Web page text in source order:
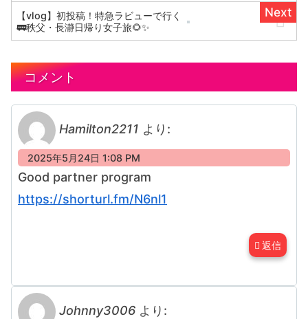
【vlog】初投稿！特急ラビューで行く
🚃秩父・長瀞日帰り女子旅🌻✨
コメント
Hamilton2211 より:
2025年5月24日 1:08 PM
Good partner program
https://shorturl.fm/N6nl1
返信
Johnny3006 より: